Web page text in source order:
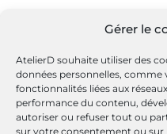
Gérer le
AtelierD souhaite utiliser des
données personnelles, comme
fonctionnalités liées aux
performance du contenu,
autoriser ou refuser tout ou
sur votre consentement ou sur